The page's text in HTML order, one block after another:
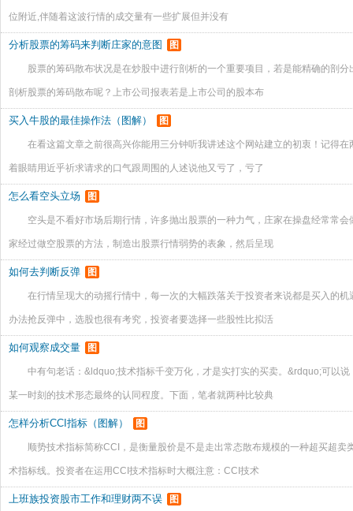
位附近,伴随着这波行情的成交量有一些扩展但并没有
分析股票的筹码来判断庄家的意图 图
股票的筹码散布状况是在炒股中进行剖析的一个重要项目，若是能精确的剖
剖析股票的筹码散布呢？上市公司报表若是上市公司的股本布
买入牛股的最佳操作法（图解） 图
在看这篇文章之前很高兴你能用三分钟听我讲述这个网站建立的初衷！记得
着眼睛用近乎祈求请求的口气跟周围的人述说他又亏了，亏了
怎么看空头立场 图
空头是不看好市场后期行情，许多抛出股票的一种力气，庄家在操盘经常常
家经过做空股票的方法，制造出股票行情弱势的表象，然后呈现
如何去判断反弹 图
在行情呈现大的动摇行情中，每一次的大幅跌落关于投资者来说都是买入的
办法抢反弹中，选股也很有考究，投资者要选择一些股性比拟活
如何观察成交量 图
中有句老话：&ldquo;技术指标千变万化，才是实打实的买卖。&rdquo;可以
某一时刻的技术形态最终的认同程度。下面，笔者就两种比较典
怎样分析CCI指标（图解） 图
顺势技术指标简称CCI，是衡量股价是不是走出常态散布规模的一种超买超
术指标线。投资者在运用CCI技术指标时大概注意：CCI技术
上班族投资股市工作和理财两不误 图